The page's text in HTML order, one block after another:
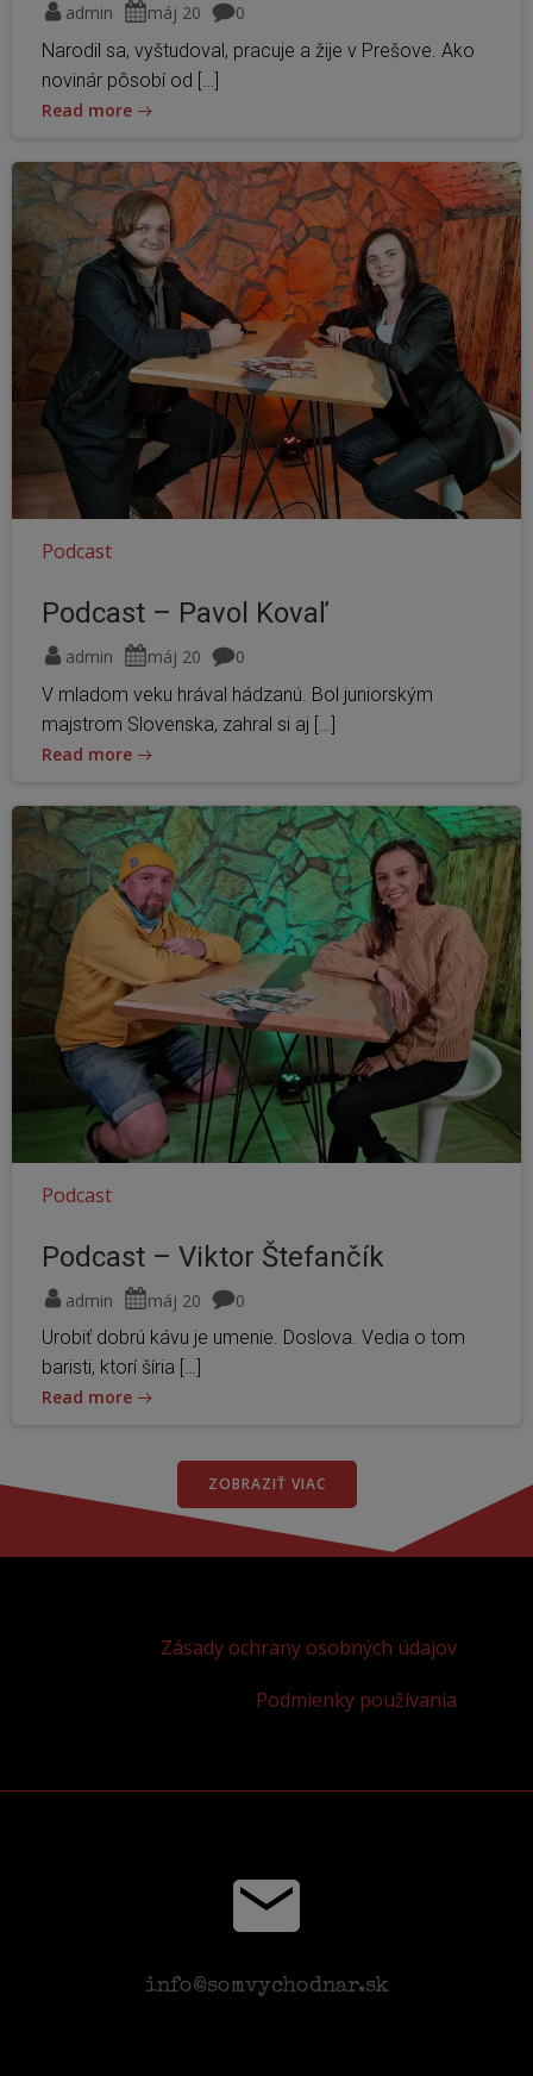
admin máj 20
0
Narodil sa, vyštudoval, pracuje a žije v Prešove. Ako
novinár pôsobí od […]
Read more
Podcast
Podcast – Pavol Kovaľ
admin máj 20
0
V mladom veku hrával hádzanú. Bol juniorským
majstrom Slovenska, zahral si aj […]
Read more
Podcast
Podcast – Viktor Štefančík
admin máj 20
0
Urobiť dobrú kávu je umenie. Doslova. Vedia o tom
baristi, ktorí šíria […]
Read more
ZOBRAZIŤ VIAC
Zásady ochrany osobných údajov
Podmienky používania
info@somvychodnar.sk